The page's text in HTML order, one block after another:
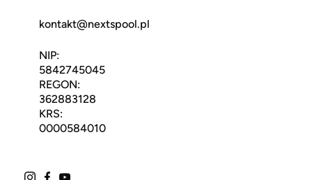
kontakt@nextspool.pl
NIP:
5842745045
REGON:
362883128
KRS:
0000584010